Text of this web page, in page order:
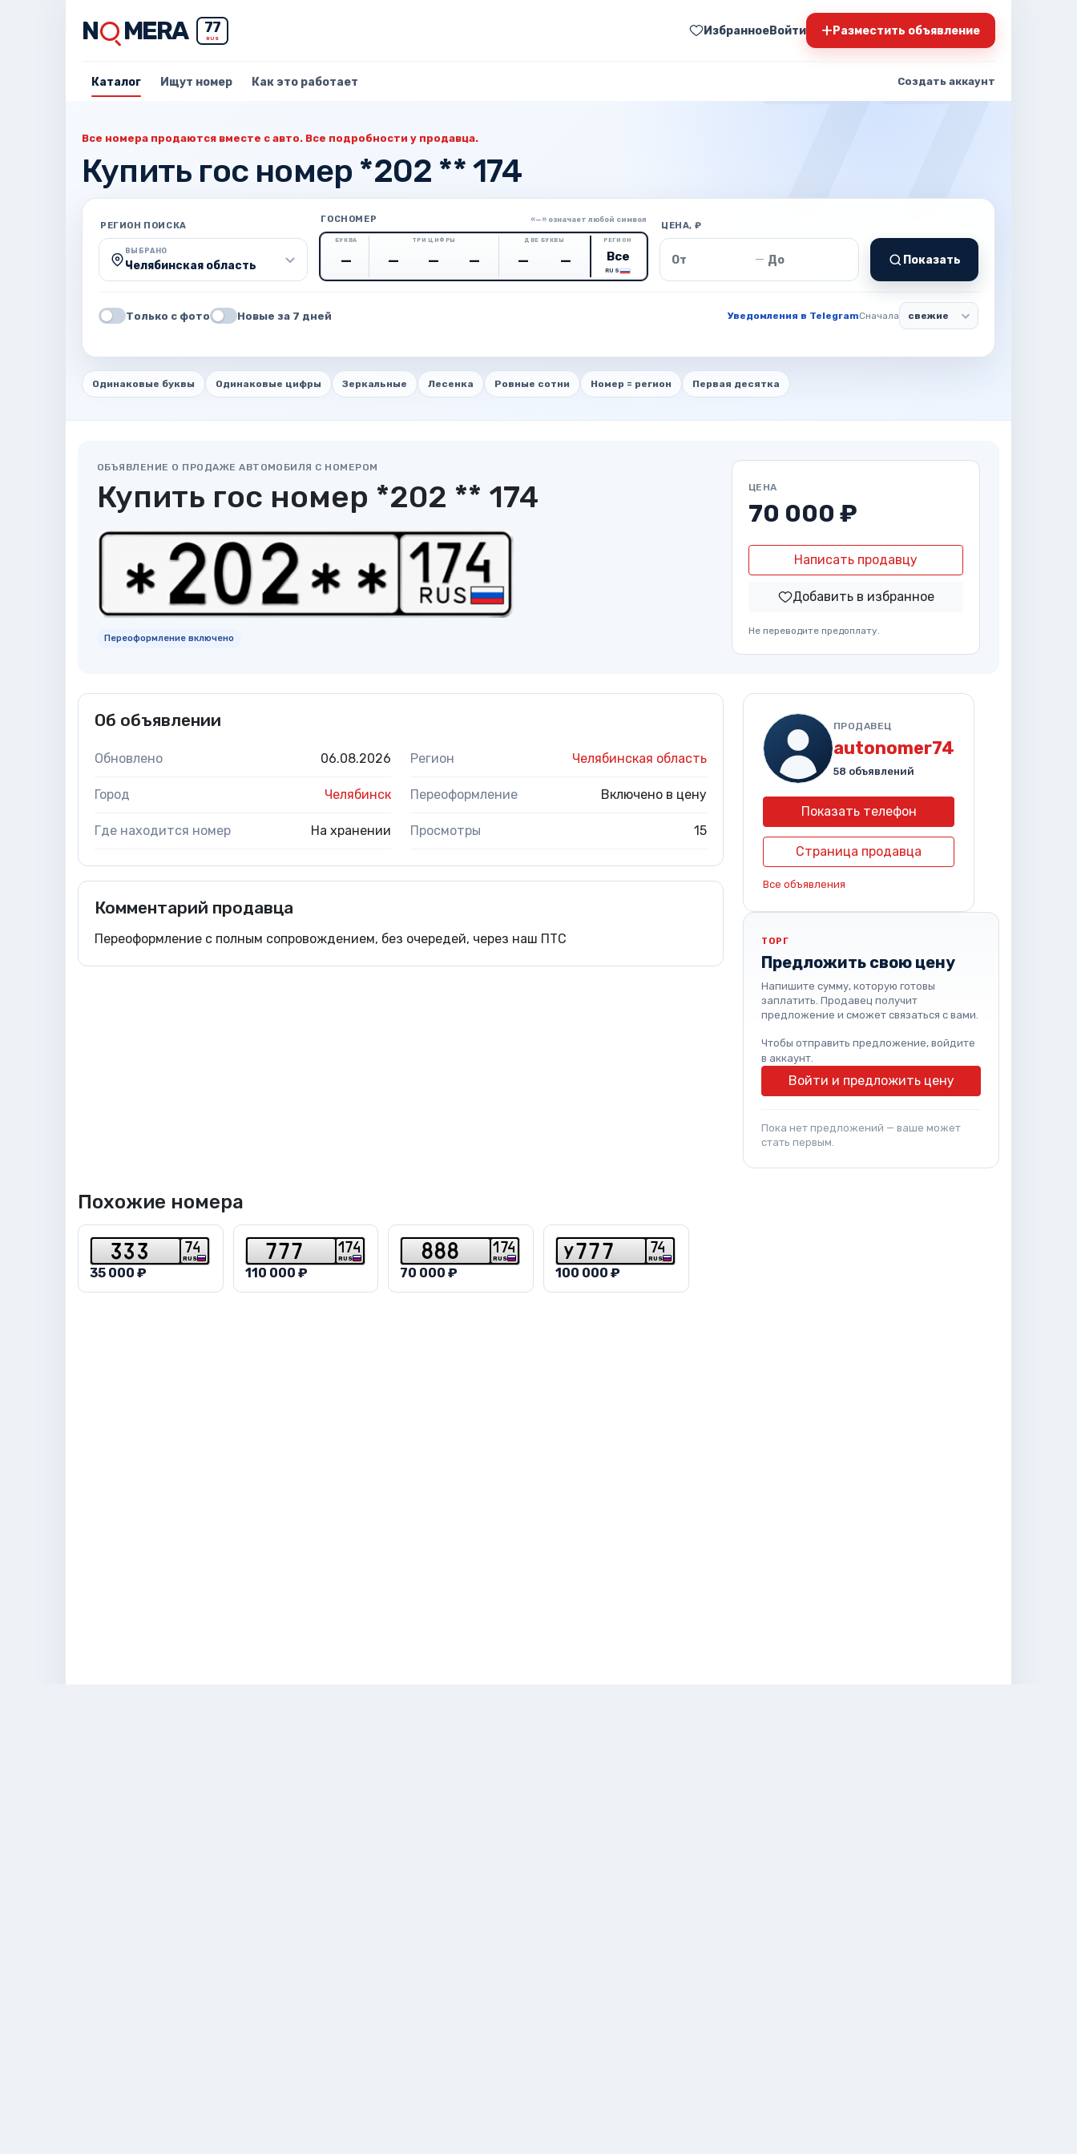
N MERA 77
RUS
ИзбранноеВойти + Разместить объявление
Каталог Ищут номер Как это работает Создать аккаунт
Все номера продаются вместе с авто. Все подробности у продавца.
Купить гос номер *202 ** 174
РЕГИОН ПОИСКА
ВЫБРАНО
Челябинская область
ГОСНОМЕР «—» означает любой символ
БУКВА ТРИ ЦИФРЫ ДВЕ БУКВЫ РЕГИОН
RUS
ЦЕНА, ₽
Цена от — Цена до Показать
Только с фото Новые за 7 дней Уведомления в TelegramСначала
Одинаковые буквы Одинаковые цифры Зеркальные Лесенка Ровные сотни Номер = регион Первая десятка
ОБЪЯВЛЕНИЕ О ПРОДАЖЕ АВТОМОБИЛЯ С НОМЕРОМ
Купить гос номер *202 ** 174
Переоформление включено
ЦЕНА
70 000 ₽
Написать продавцу
Добавить в избранное
Не переводите предоплату.
Об объявлении
Обновлено 06.08.2026 Регион Челябинская область
Город Челябинск Переоформление Включено в цену
Где находится номер На хранении Просмотры 15
Комментарий продавца
Переоформление с полным сопровождением, без очередей, через наш ПТС
ПРОДАВЕЦ
autonomer74
58 объявлений
Показать телефон
Страница продавца
Все объявления
ТОРГ
Предложить свою цену
Напишите сумму, которую готовы
заплатить. Продавец получит
предложение и сможет связаться с вами.
Чтобы отправить предложение, войдите
в аккаунт.
Войти и предложить цену
Пока нет предложений — ваше может
стать первым.
Похожие номера
3 3 3 RUS
74
35 000 ₽
7 7 7 RUS
1 74
110 000 ₽
888 RUS
1 74
70 000 ₽
y 7 7 7 RUS
74
100 000 ₽